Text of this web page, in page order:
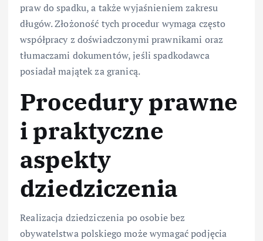
praw do spadku, a także wyjaśnieniem zakresu
długów. Złożoność tych procedur wymaga często
współpracy z doświadczonymi prawnikami oraz
tłumaczami dokumentów, jeśli spadkodawca
posiadał majątek za granicą.
Procedury prawne
i praktyczne
aspekty
dziedziczenia
Realizacja dziedziczenia po osobie bez
obywatelstwa polskiego może wymagać podjęcia